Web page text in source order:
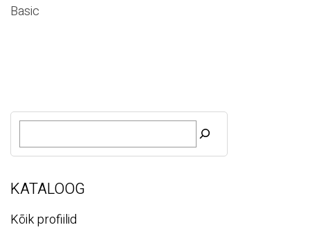
Basic
O
s
KATALOOG
Kõik profiilid